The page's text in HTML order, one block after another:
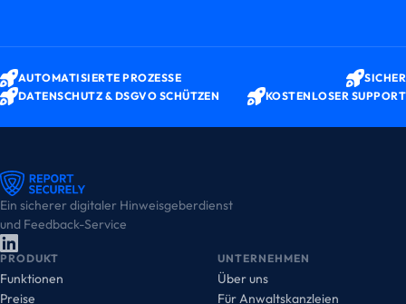
AUTOMATISIERTE PROZESSE
SICHER
DATENSCHUTZ & DSGVO SCHÜTZEN
KOSTENLOSER SUPPORT
Ein sicherer digitaler Hinweisgeberdienst
und Feedback-Service
PRODUKT
Funktionen
Preise
UNTERNEHMEN
Über uns
Für Anwaltskanzleien